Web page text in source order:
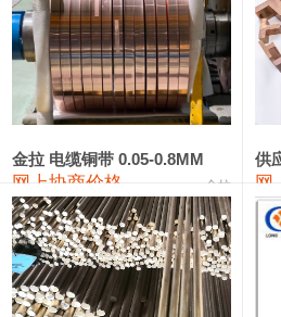
磷铜合金 110,200—117,000
无氧铜丝(硬) 109,100—109,400
R410A专用紫铜管 113,090—113,090
铸造铝合金锭(A356.2) 24,300—24,700
铝合金ADC12 24,200—24,400
铸造铝合金锭(ZLD104) 24,300—24,500
金拉 电缆铜带 0.05-0.8MM
网上协商价格 金拉
供
网